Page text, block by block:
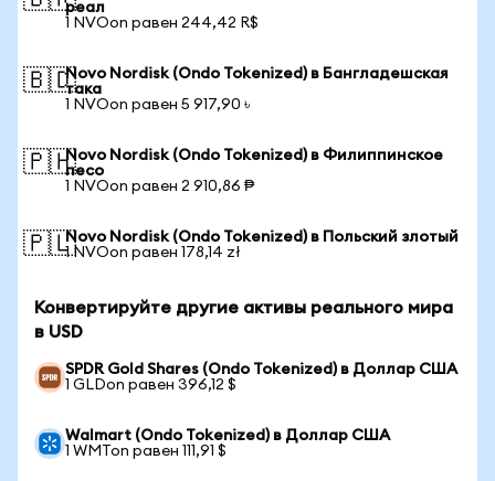
реал
1 NVOon равен 244,42 R$
🇧🇩Novo Nordisk (Ondo Tokenized) в Бангладешская
така
1 NVOon равен 5 917,90 ৳
🇵🇭Novo Nordisk (Ondo Tokenized) в Филиппинское
песо
1 NVOon равен 2 910,86 ₱
🇵🇱Novo Nordisk (Ondo Tokenized) в Польский злотый
1 NVOon равен 178,14 zł
Конвертируйте другие активы реального мира
в USD
SPDR Gold Shares (Ondo Tokenized) в Доллар США
1 GLDon равен 396,12 $
Walmart (Ondo Tokenized) в Доллар США
1 WMTon равен 111,91 $